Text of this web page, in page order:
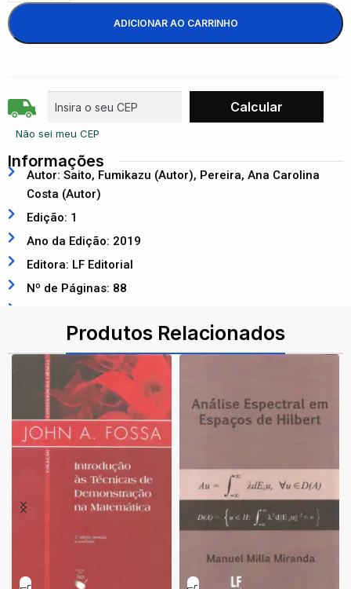
ADICIONAR AO CARRINHO
Não sei meu CEP
Informações
Autor: Saito, Fumikazu (Autor), Pereira, Ana Carolina
Costa (Autor)
Edição: 1
Ano da Edição: 2019
Editora: LF Editorial
Nº de Páginas: 88
Produtos Relacionados